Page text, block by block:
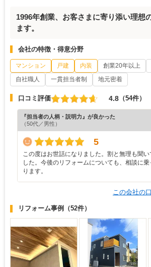
1996年創業、お客さまに寄り添い理想
ます。
会社の特徴・得意分野
マンション 戸建 内装 創業20年以上
自社職人
一貫担当者制 地元密着
口コミ評価 4.8 （54件）
『担当者の人柄・説明力』が良かった
（50代／男性）
5
この度はお世話になりました。割と無理も聞い
した。今後のリフォームについても、相談に
ります。
この会社の
リフォーム事例 （52件）